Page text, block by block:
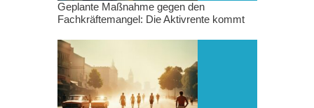
Geplante Maßnahme gegen den
Fachkräftemangel: Die Aktivrente kommt